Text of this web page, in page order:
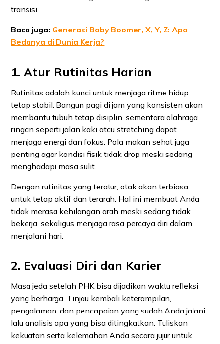
transisi.
Baca juga: Generasi Baby Boomer, X, Y, Z: Apa
Bedanya di Dunia Kerja?
1. Atur Rutinitas Harian
Rutinitas adalah kunci untuk menjaga ritme hidup
tetap stabil. Bangun pagi di jam yang konsisten akan
membantu tubuh tetap disiplin, sementara olahraga
ringan seperti jalan kaki atau stretching dapat
menjaga energi dan fokus. Pola makan sehat juga
penting agar kondisi fisik tidak drop meski sedang
menghadapi masa sulit.
Dengan rutinitas yang teratur, otak akan terbiasa
untuk tetap aktif dan terarah. Hal ini membuat Anda
tidak merasa kehilangan arah meski sedang tidak
bekerja, sekaligus menjaga rasa percaya diri dalam
menjalani hari.
2. Evaluasi Diri dan Karier
Masa jeda setelah PHK bisa dijadikan waktu refleksi
yang berharga. Tinjau kembali keterampilan,
pengalaman, dan pencapaian yang sudah Anda jalani,
lalu analisis apa yang bisa ditingkatkan. Tuliskan
kekuatan serta kelemahan Anda secara jujur untuk